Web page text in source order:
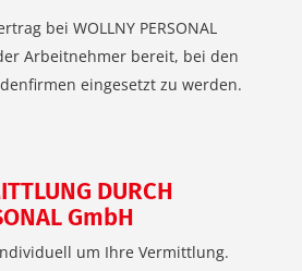
bei WOLLNY PERSONAL
Arbeitnehmer bereit, bei den
eingesetzt zu werden.
DURCH
GmbH
um Ihre Vermittlung.